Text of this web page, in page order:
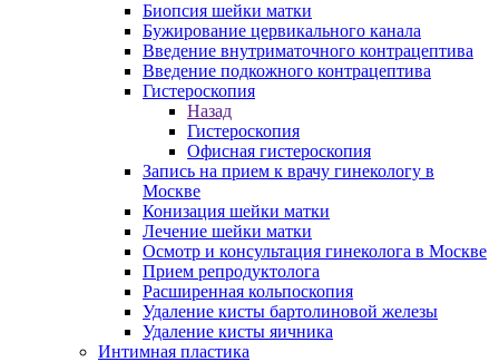
Биопсия шейки матки
Бужирование цервикального канала
Введение внутриматочного контрацептива
Введение подкожного контрацептива
Гистероскопия
Назад
Гистероскопия
Офисная гистероскопия
Запись на прием к врачу гинекологу в
Москве
Конизация шейки матки
Лечение шейки матки
Осмотр и консультация гинеколога в Москве
Прием репродуктолога
Расширенная кольпоскопия
Удаление кисты бартолиновой железы
Удаление кисты яичника
Интимная пластика